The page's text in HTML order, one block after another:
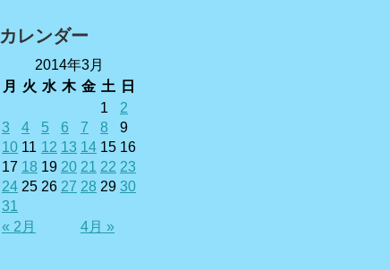
カレンダー
2014年3月
月
火 水 木 金 土 日
« 2月 4月 »
1
2
3
4 5 6 7 8
9
10 11 12 13 14 15 16
17 18 19 20 21 22 23
24 25 26 27 28 29 30
31